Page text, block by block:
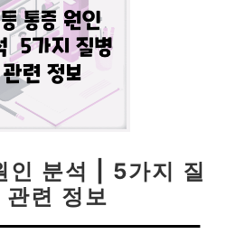
인 분석 | 5가지 질
관련 정보